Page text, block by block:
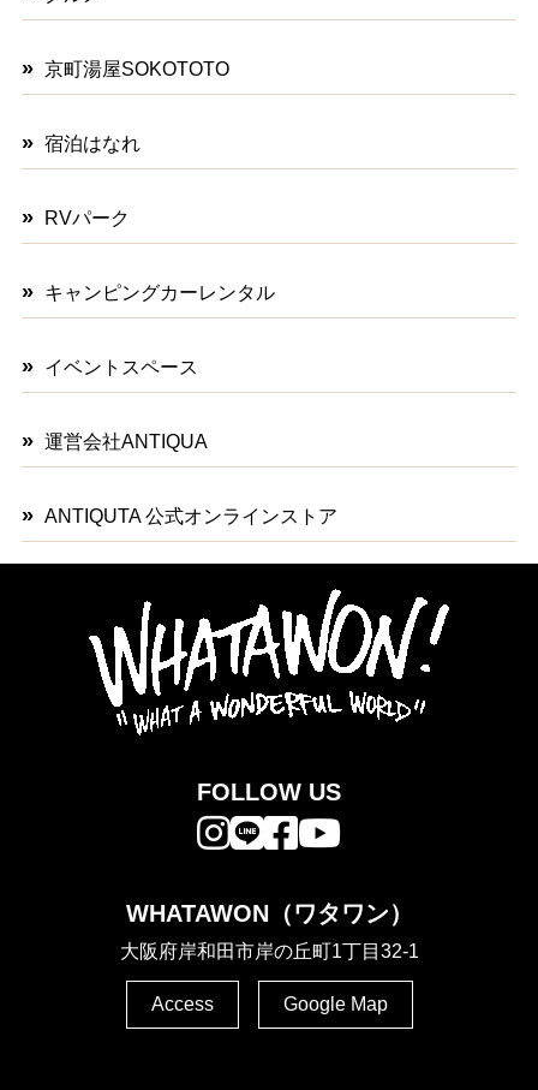
京町湯屋SOKOTOTO
宿泊はなれ
RVパーク
キャンピングカーレンタル
イベントスペース
運営会社ANTIQUA
ANTIQUTA 公式オンラインストア
FOLLOW US
WHATAWON（ワタワン）
大阪府岸和田市岸の丘町1丁目32-1
Access Google Map